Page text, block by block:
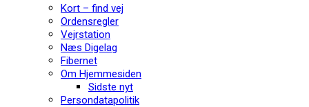
Kort – find vej
Ordensregler
Vejrstation
Næs Digelag
Fibernet
Om Hjemmesiden
Sidste nyt
Persondatapolitik